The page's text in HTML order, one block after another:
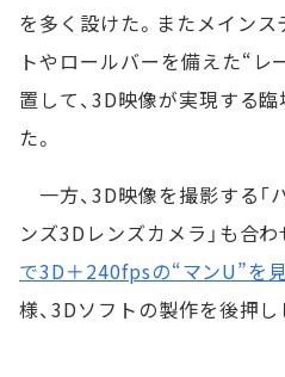
を多く設けた。またメインス
トやロールバーを備えた“レ
置して、3D映像が実現する
た。
一方、3D映像を撮影する
ンズ3Dレンズカメラ」も合
で3D＋240fpsの“マンU”を
様、3Dソフトの製作を後押